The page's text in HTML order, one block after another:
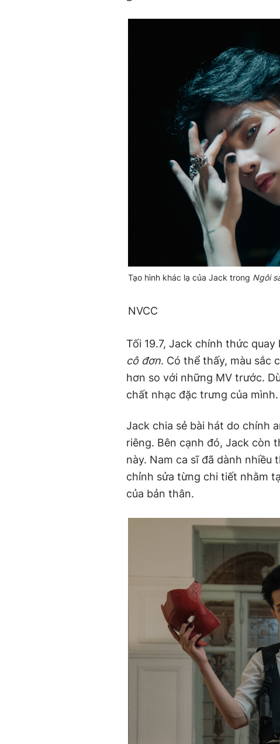
Tạo hình khác lạ của Jack trong Ngôi
NVCC
Tối 19.7, Jack chính thức
cô đơn. Có thể thấy, màu sắc
hơn so với những MV trước.
chất nhạc đặc trưng của mình.
Jack chia sẻ bài hát do chính
riêng. Bên cạnh đó, Jack còn
này. Nam ca sĩ đã dành nhiều
chỉnh sửa từng chi tiết nhằm
của bản thân.